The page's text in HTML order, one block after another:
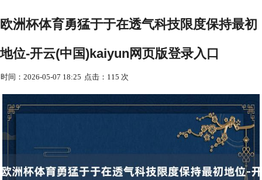
欧洲杯体育勇猛于于在透气科技限度保持最初
地位-开云(中国)kaiyun网页版登录入口
时间：2026-05-07 18:25 点击：115 次